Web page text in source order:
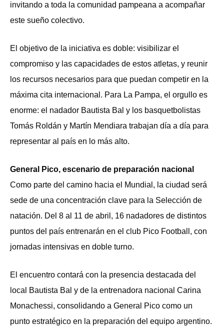
invitando a toda la comunidad pampeana a acompañar
este sueño colectivo.
El objetivo de la iniciativa es doble: visibilizar el
compromiso y las capacidades de estos atletas, y reunir
los recursos necesarios para que puedan competir en la
máxima cita internacional. Para La Pampa, el orgullo es
enorme: el nadador Bautista Bal y los basquetbolistas
Tomás Roldán y Martín Mendiara trabajan día a día para
representar al país en lo más alto.
General Pico, escenario de preparación nacional
Como parte del camino hacia el Mundial, la ciudad será
sede de una concentración clave para la Selección de
natación. Del 8 al 11 de abril, 16 nadadores de distintos
puntos del país entrenarán en el club Pico Football, con
jornadas intensivas en doble turno.
El encuentro contará con la presencia destacada del
local Bautista Bal y de la entrenadora nacional Carina
Monachessi, consolidando a General Pico como un
punto estratégico en la preparación del equipo argentino.